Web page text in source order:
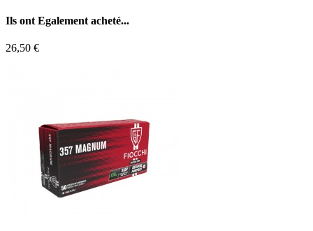
Ils ont Egalement acheté...
26,50 €